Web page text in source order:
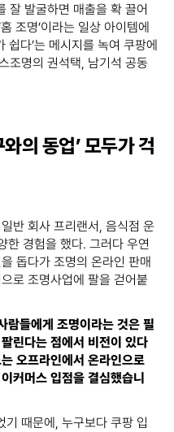
잘 발굴하면 매출을 확 끌어
조명’이라는 일상 아이템에
쉽다’는 메시지를 녹여 쿠팡에
조명의 권석택, 남기석 공동
와의 동업’ 모두가 걱
반 회사 프리랜서, 음식점 운
한 경험을 했다. 그러다 우연
돕다가 조명의 온라인 판매
로 조명사업에 팔을 걷어붙
람들에게 조명이라는 것은 필
린다는 점에서 비전이 있다
오프라인에서 온라인으로
커머스 입점을 결심했습니
때문에, 누구보다 쿠팡 입